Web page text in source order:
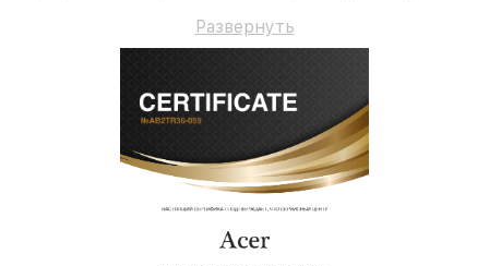
Развернуть